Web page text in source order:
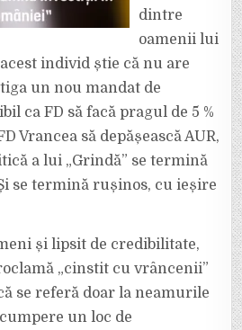
dintre
oamenii lui
individ știe că nu are
un nou mandat de
ca FD să facă pragul de 5 %
Vrancea să depășească AUR,
a lui „Grindă” se termină
se termină rușinos, cu ieșire
și lipsit de credibilitate,
„cinstit cu vrâncenii”
se referă doar la neamurile
un loc de